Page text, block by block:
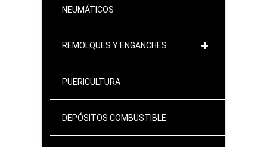
NEUMÁTICOS
REMOLQUES Y ENGANCHES
PUERICULTURA
DEPÓSITOS COMBUSTIBLE